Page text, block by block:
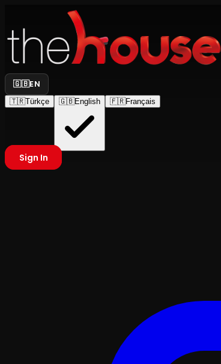
🇬🇧EN
🇹🇷Türkçe 🇬🇧English 🇫🇷Français
Sign In